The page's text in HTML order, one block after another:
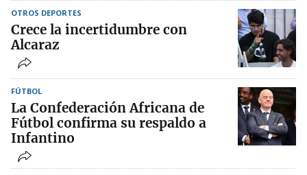
OTROS DEPORTES
Crece la incertidumbre con
Alcaraz
FÚTBOL
La Confederación Africana de
Fútbol confirma su respaldo a
Infantino